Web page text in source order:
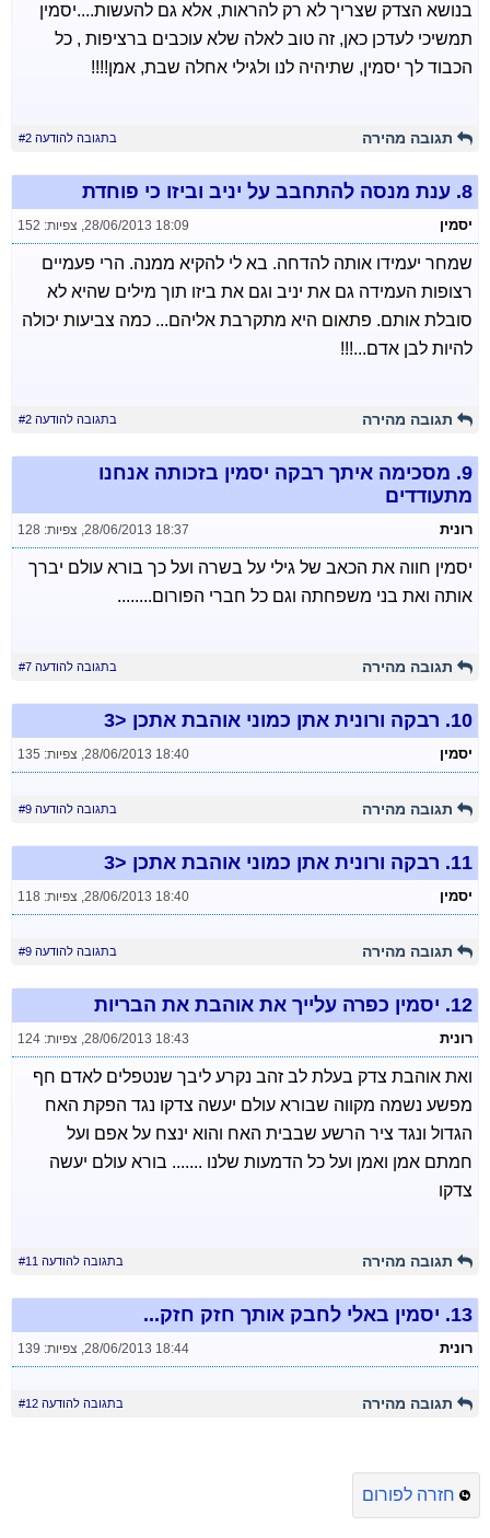
בנושא הצדק שצריך לא רק להראות, אלא גם להעשות....יסמין
תמשיכי לעדכן כאן, זה טוב לאלה שלא עוכבים ברציפות , כל
הכבוד לך יסמין, שתיהיה לנו ולגילי אחלה שבת, אמן!!!!
תגובה מהירה בתגובה להודעה #2
8. ענת מנסה להתחבב על יניב וביזו כי פוחדת
יסמין 28/06/2013 18:09
, צפיות: 152
שמחר יעמידו אותה להדחה. בא לי להקיא ממנה. הרי פעמיים
רצופות העמידה גם את יניב וגם את ביזו תוך מילים שהיא לא
סובלת אותם. פתאום היא מתקרבת אליהם... כמה צביעות יכולה
להיות לבן אדם...!!!
תגובה מהירה בתגובה להודעה #2
9. מסכימה איתך רבקה יסמין בזכותה אנחנו
מתעודדים
רונית 28/06/2013 18:37
, צפיות: 128
יסמין חווה את הכאב של גילי על בשרה ועל כך בורא עולם יברך
אותה ואת בני משפחתה וגם כל חברי הפורום........
תגובה מהירה בתגובה להודעה #7
10. רבקה ורונית אתן כמוני אוהבת אתכן <3
יסמין 28/06/2013 18:40
, צפיות: 135
תגובה מהירה בתגובה להודעה #9
11. רבקה ורונית אתן כמוני אוהבת אתכן <3
יסמין 28/06/2013 18:40
, צפיות: 118
תגובה מהירה בתגובה להודעה #9
12. יסמין כפרה עלייך את אוהבת את הבריות
רונית 28/06/2013 18:43
, צפיות: 124
ואת אוהבת צדק בעלת לב זהב נקרע ליבך שנטפלים לאדם חף
מפשע נשמה מקווה שבורא עולם יעשה צדקו נגד הפקת האח
הגדול ונגד ציר הרשע שבבית האח והוא ינצח על אפם ועל
חמתם אמן ואמן ועל כל הדמעות שלנו ....... בורא עולם יעשה
צדקו
תגובה מהירה בתגובה להודעה #11
13. יסמין באלי לחבק אותך חזק חזק...
רונית 28/06/2013 18:44
, צפיות: 139
תגובה מהירה בתגובה להודעה #12
חזרה לפורום